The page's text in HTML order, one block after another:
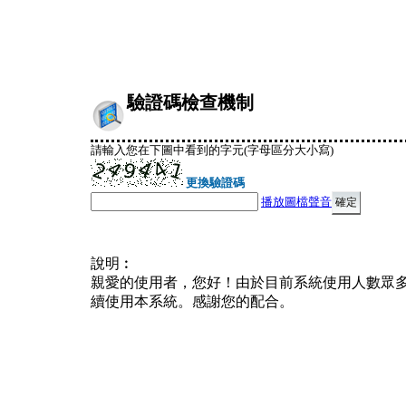
驗證碼檢查機制
請輸入您在下圖中看到的字元(字母區分大小寫)
更換驗證碼
播放圖檔聲音
說明︰
親愛的使用者，您好！由於目前系統使用人數眾
續使用本系統。感謝您的配合。